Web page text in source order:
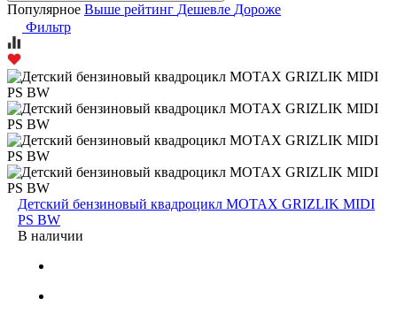
Популярное Выше рейтинг Дешевле Дороже
Фильтр
Детский бензиновый квадроцикл MOTAX GRIZLIK MIDI
PS BW
В наличии